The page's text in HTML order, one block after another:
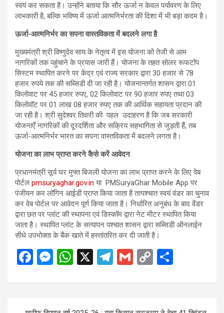
स्वयं कर सकता है। उन्होंने बताया कि सौर ऊर्जा न केवल पर्यावरण के लिए
लाभकारी है, बल्कि भविष्य में ऊर्जा आत्मनिर्भरता की दिशा में भी बड़ा कदम है।
ऊर्जा-आत्मनिर्भर का सपना वास्तविकता में बदलने लगा है
मुख्यमंत्री श्री विष्णुदेव साय के नेतृत्व में इस योजना को तेजी से आम
नागरिकों तक पहुंचाने के प्रयास जारी हैं। योजना के तहत सोलर रूफटॉप
सिस्टम स्थापित करने पर केंद्र एवं राज्य सरकार द्वारा 30 हजार से 78
हजार रुपये तक की सब्सिडी दी जा रही है। योजनान्तर्गत शासन द्वारा 01
किलोवाट पर 45 हजार रुपए, 02 किलोवाट पर 90 हजार रुपए तथा 03
किलोवॉट पर 01 लाख 08 हजार रुपए तक की आर्थिक सहायता प्रदान की
जा रही है। श्री सुदेश्वर तिवारी की पहल उदाहरण है कि जब सरकारी
योजनाएँ नागरिकों की दूरदर्शिता और सक्रिय सहभागिता से जुड़ती हैं, तब
ऊर्जा-आत्मनिर्भर भारत का सपना वास्तविकता में बदलने लगता है।
योजना का लाभ प्राप्त करने कैसे करें आवेदन
प्रधानमंत्री सूर्य घर मुफ्त बिजली योजना का लाभ प्राप्त करने के लिए वेब
पोर्टल pmsuryaghar.gov.in या PMSuryaGhar Mobile App पर
पंजीयन कर लॉगिन आईडी प्राप्त किया जाता है तत्पश्चात स्वयं वंडर का चुनाव
कर वेब पोर्टल पर आवेदन पूर्ण किया जाता है। निर्धारित अनुबंध के बाद वेंडर
द्वारा छत पर प्लांट की स्थापना एवं डिस्कॉम द्वारा नेट मीटर स्थापित किया
जाता है। स्थापित प्लांट के सत्यापन पश्चात शासन द्वारा सब्सिडी ऑनलाईन
सीधे उपभोक्ता के बैंक खाते में हस्तांतरित कर दी जाती है।
F
ce
b
M
se
W
at
s
X
T
e
gr
G
ail
C
py
Li
ar